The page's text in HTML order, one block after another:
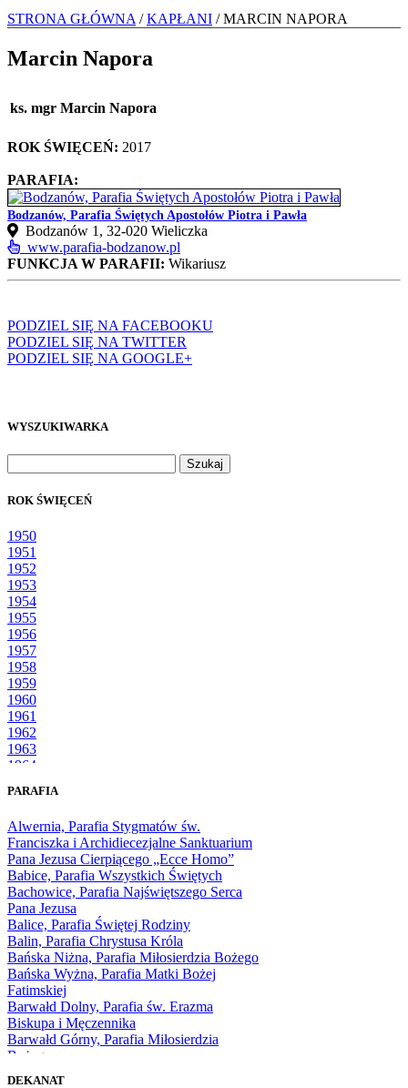
STRONA GŁÓWNA /KAPŁANI / MARCIN NAPORA
Marcin Napora
ks. mgr Marcin Napora
ROK ŚWIĘCEŃ: 2017
PARAFIA:
Bodzanów, Parafia Świętych Apostołów Piotra i Pawła
Bodzanów 1, 32-020 Wieliczka
www.parafia-bodzanow.pl
FUNKCJA W PARAFII: Wikariusz
PODZIEL SIĘ NA FACEBOOKU
PODZIEL SIĘ NA TWITTER
PODZIEL SIĘ NA GOOGLE+
WYSZUKIWARKA
ROK ŚWIĘCEŃ
1950
1951
1952
1953
1954
1955
1956
1957
1958
1959
1960
1961
1962
1963
1964
1966
1968
1969
1970
1971
1972
1973
1974
1975
1976
1977
1978
1979
1980
1981
1983
PARAFIA
Alwernia, Parafia Stygmatów św.
Franciszka i Archidiecezjalne Sanktuarium
Pana Jezusa Cierpiącego „Ecce Homo”
Babice, Parafia Wszystkich Świętych
Bachowice, Parafia Najświętszego Serca
Pana Jezusa
Balice, Parafia Świętej Rodziny
Balin, Parafia Chrystusa Króla
Bańska Niżna, Parafia Miłosierdzia Bożego
Bańska Wyżna, Parafia Matki Bożej
Fatimskiej
Barwałd Dolny, Parafia św. Erazma
Biskupa i Męczennika
Barwałd Górny, Parafia Miłosierdzia
Bożego
DEKANAT